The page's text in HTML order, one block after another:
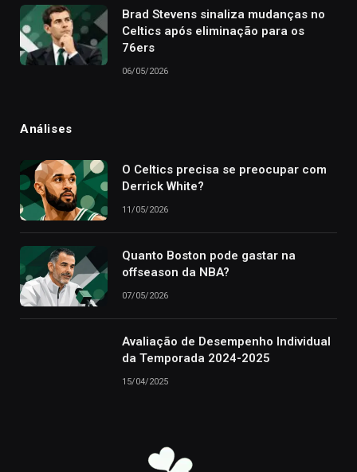
Brad Stevens sinaliza mudanças no
Celtics após eliminação para os
76ers
06/05/2026
Análises
O Celtics precisa se preocupar com
Derrick White?
11/05/2026
Quanto Boston pode gastar na
offseason da NBA?
07/05/2026
Avaliação de Desempenho Individual
da Temporada 2024-2025
15/04/2025